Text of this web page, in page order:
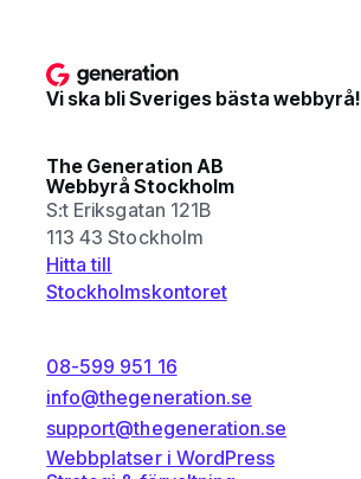
Vi ska bli Sveriges bästa webbyrå!
The Generation AB
Webbyrå Stockholm
S:t Eriksgatan 121B
113 43 Stockholm
Hitta till
Stockholmskontoret
08-599 951 16
info@thegeneration.se
support@thegeneration.se
Webbplatser i WordPress